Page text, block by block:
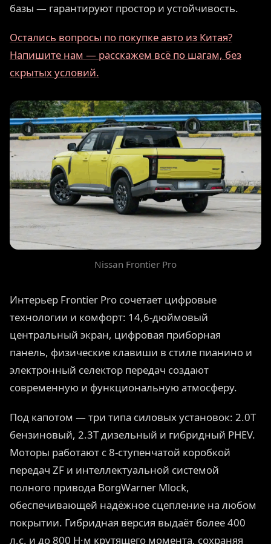
базы — гарантируют простор и устойчивость.
Остались вопросы по покупке авто из Китая?
Напишите нам — расскажем всё по шагам, без
скрытых условий.
Nissan Frontier Pro
Интерьер Frontier Pro сочетает цифровые
технологии и комфорт: 14,6-дюймовый
центральный экран, цифровая приборная
панель, физические клавиши в стиле пианино и
электронный селектор передач создают
современную и функциональную атмосферу.
Под капотом — три типа силовых установок: 2.0T
бензиновый, 2.3T дизельный и гибридный PHEV.
Моторы работают с 8-ступенчатой коробкой
передач ZF и интеллектуальной системой
полного привода BorgWarner Mlock,
обеспечивающей надёжное сцепление на любом
покрытии. Гибридная версия выдаёт более 400
л.с. и до 800 Н·м крутящего момента, сохраняя